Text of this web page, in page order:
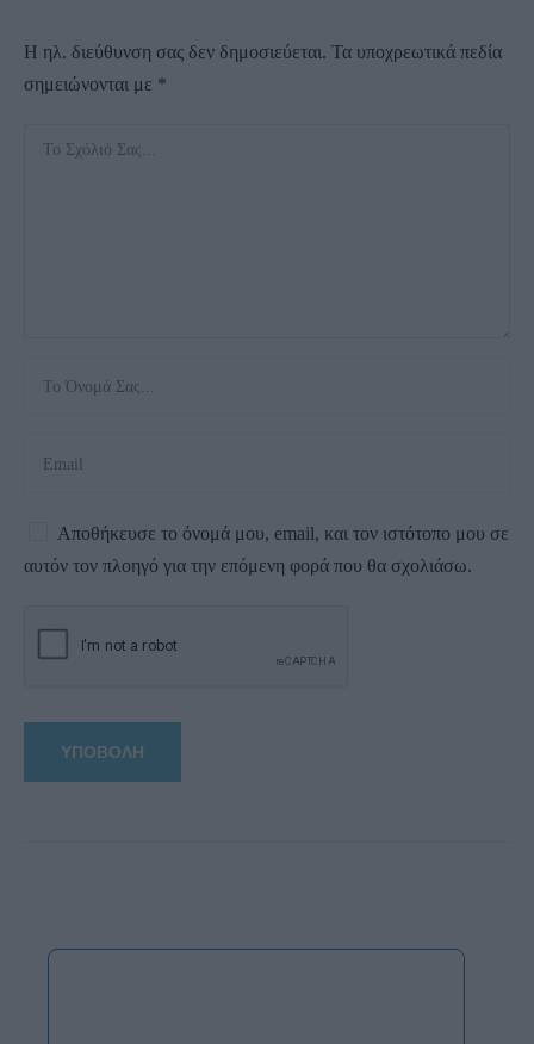
Η ηλ. διεύθυνση σας δεν δημοσιεύεται. Τα υποχρεωτικά πεδία
σημειώνονται με *
Αποθήκευσε το όνομά μου, email, και τον ιστότοπο μου σε
αυτόν τον πλοηγό για την επόμενη φορά που θα σχολιάσω.